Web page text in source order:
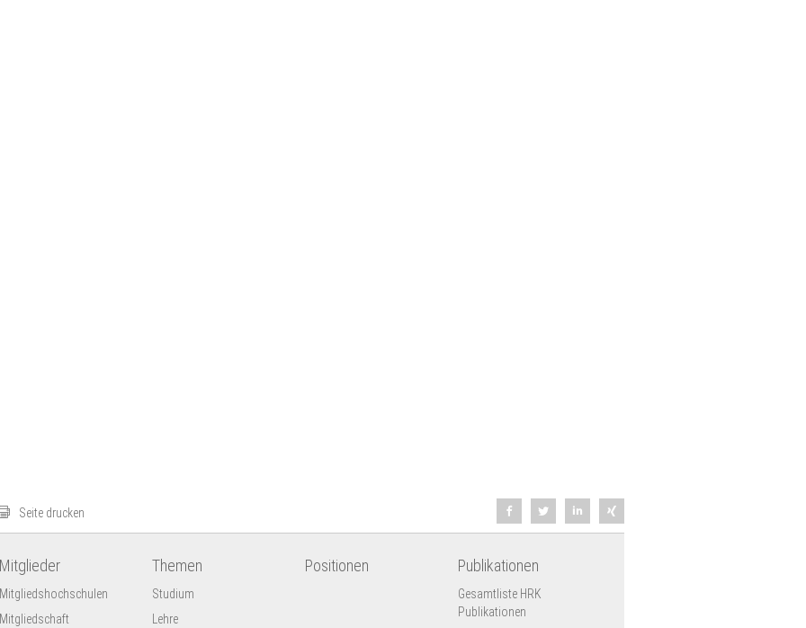
Seite drucken
Mitglieder
Mitgliedshochschulen
Mitgliedschaft
Themen
Studium
Lehre
Positionen Publikationen
Gesamtliste HRK
Publikationen